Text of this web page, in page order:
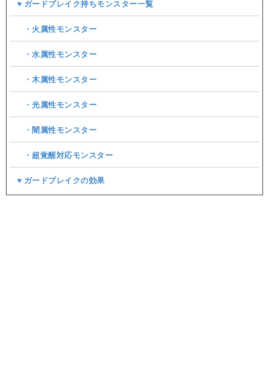
▼ガードブレイク持ちモンスター一覧
・火属性モンスター
・水属性モンスター
・木属性モンスター
・光属性モンスター
・闇属性モンスター
・超覚醒対応モンスター
▼ガードブレイクの効果